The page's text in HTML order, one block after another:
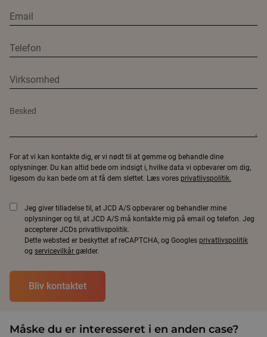
For at vi kan kontakte dig, er vi nødt til at gemme og behandle dine
oplysninger. Du kan altid bede om indsigt i, hvilke data vi opbevarer om dig,
ligesom du kan bede om at få dem slettet. Læs vores privatlivspolitik.
Jeg giver tilladelse til, at JCD A/S opbevarer og behandler mine
oplysninger og til, at JCD A/S må kontakte mig på email og telefon. Jeg
accepterer JCDs privatlivspolitik.
Dette websted er beskyttet af reCAPTCHA, og Googles privatlivspolitik
og servicevilkår gælder.
Måske du er interesseret i en anden case?